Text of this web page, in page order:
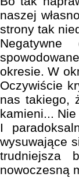
naszej
strony tak
okresie. W
Oczywiście
nas takiego,
kamieni...
I
wysuwające
trudniejsza
nowoczesną